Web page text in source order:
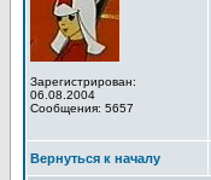
Зарегистрирован:
06.08.2004
Сообщения: 5657
Вернуться к началу